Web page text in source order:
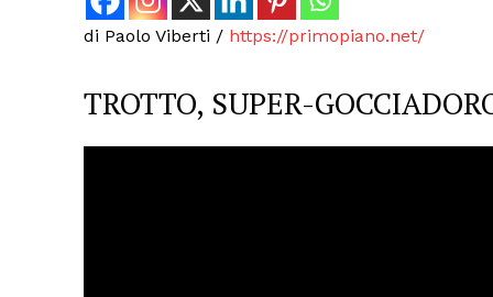
di Paolo Viberti / https://primopiano.net/
TROTTO, SUPER-